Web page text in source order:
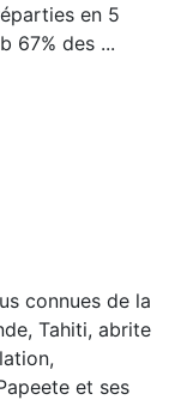
en 5
67% des ...
connues de la
Tahiti, abrite
et ses